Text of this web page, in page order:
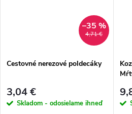
4,71 €
–35 %
Cestovné nerezové poldecáky
3,04 €
Skladom - odosielame ihneď